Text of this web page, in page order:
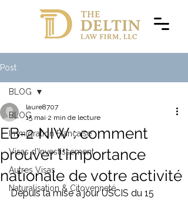
Post
BLOG
Immigration Française
Visas d'Investissement
Autres Visas
Naturalisation & Citoyenneté
BLOG
EB-2 NIW : comment
prouver l'importance
nationale de votre activité
laure8707
15 mai 2 min de lecture
Depuis la mise à jour USCIS du 15